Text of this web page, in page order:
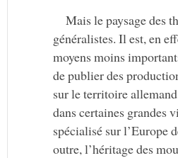
Mais le paysage des
généralistes. Il est, en
moyens moins
de publier des
sur le territoire
dans certaines grandes
spécialisé sur l’Europe
outre, l’héritage des